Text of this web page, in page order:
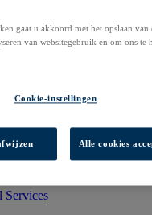
Manager
Services
gaat u akkoord met het opslaan
van websitegebruik en om ons
Cookie-instellingen
Alle cookies